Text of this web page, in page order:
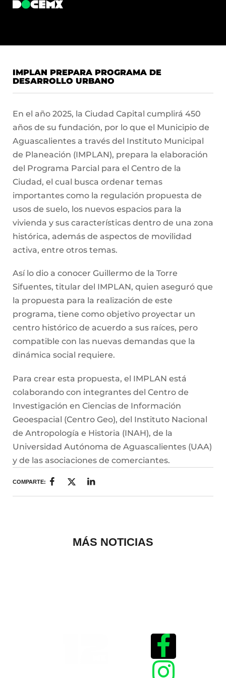
IMPLAN PREPARA PROGRAMA DE
DESARROLLO URBANO
En el año 2025, la Ciudad Capital cumplirá 450
años de su fundación, por lo que el Municipio de
Aguascalientes a través del Instituto Municipal
de Planeación (IMPLAN), prepara la elaboración
del Programa Parcial para el Centro de la
Ciudad, el cual busca ordenar temas
importantes como la regulación propuesta de
usos de suelo, los nuevos espacios para la
vivienda y sus características dentro de una zona
histórica, además de aspectos de movilidad
activa, entre otros temas.
Así lo dio a conocer Guillermo de la Torre
Sifuentes, titular del IMPLAN, quien aseguró que
la propuesta para la realización de este
programa, tiene como objetivo proyectar un
centro histórico de acuerdo a sus raíces, pero
compatible con las nuevas demandas que la
dinámica social requiere.
Para crear esta propuesta, el IMPLAN está
colaborando con integrantes del Centro de
Investigación en Ciencias de Información
Geoespacial (Centro Geo), del Instituto Nacional
de Antropología e Historia (INAH), de la
Universidad Autónoma de Aguascalientes (UAA)
y de las asociaciones de comerciantes.
COMPARTE:
MÁS NOTICIAS